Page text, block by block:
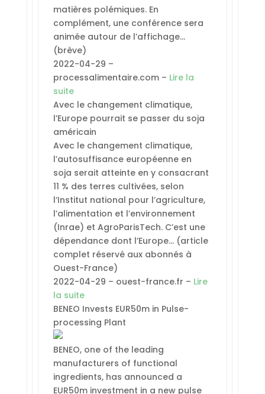
matières polémiques. En
complément, une conférence sera
animée autour de l’affichage…
(brève)
2022-04-29 –
processalimentaire.com – Lire la
suite
Avec le changement climatique,
l’Europe pourrait se passer du soja
américain
Avec le changement climatique,
l’autosuffisance européenne en
soja serait atteinte en y consacrant
11 % des terres cultivées, selon
l’Institut national pour l’agriculture,
l’alimentation et l’environnement
(Inrae) et AgroParisTech. C’est une
dépendance dont l’Europe… (article
complet réservé aux abonnés à
Ouest-France)
2022-04-29 – ouest-france.fr – Lire
la suite
BENEO Invests EUR50m in Pulse-
processing Plant
BENEO, one of the leading
manufacturers of functional
ingredients, has announced a
EUR50m investment in a new pulse